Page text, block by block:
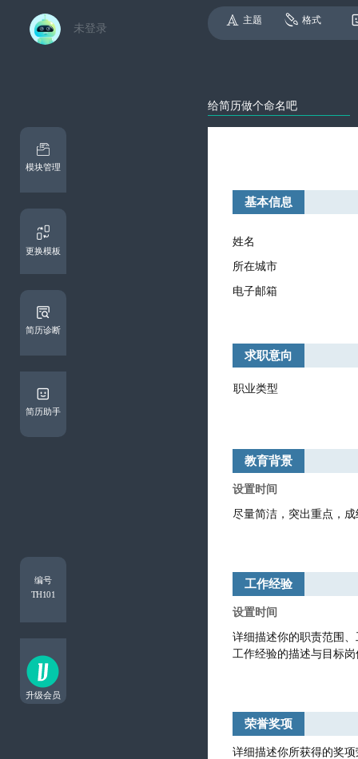
主题 格式
未登录
模块管理
更换模板
简历诊断
简历助手
编号
TH101
升级会员
基本信息
求职意向
教育背景
工作经验
荣誉奖项